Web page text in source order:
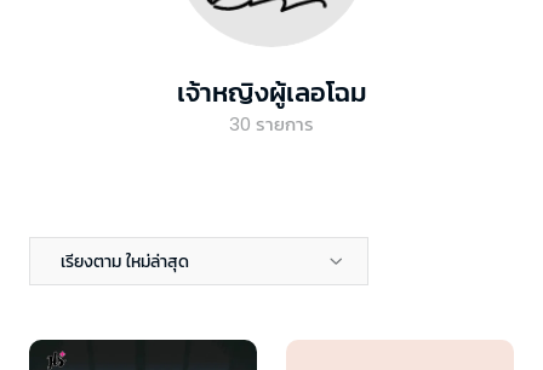
เจ้าหญิงผู้เลอโฉม
30 รายการ
เรียงตาม ใหม่ล่าสุด